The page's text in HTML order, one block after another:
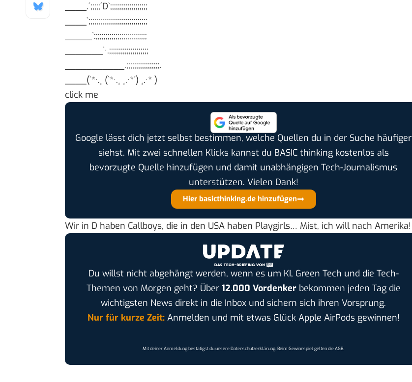
____.´;;;;;´D`;;;;;;;;;;;;;;;;;;;
____`;;;;;;;;;;;;;;;;;;;;;;;;;;;;;;
_____`:;;;;;;;;;;;;;;;;;;;;;;;;;;
_______`·.;;;;;;;;;;;;;;;;;;;;
___________.;;;;;;;;;;;;;;;;;.
____(`*·.¸ (`*·.¸ ¸.·*´) ¸.·* )
click me
Google lässt dich jetzt selbst bestimmen, welche Quellen du in der Suche häufiger
siehst. Mit zwei schnellen Klicks kannst du BASIC thinking kostenlos als
bevorzugte Quelle hinzufügen und damit unabhängigen Tech-Journalismus
unterstützen. Vielen Dank!
Hier basicthinking.de hinzufügen
Wir in D haben Callboys, die in den USA haben Playgirls… Mist, ich will nach Amerika!
Du willst nicht abgehängt werden, wenn es um KI, Green Tech und die Tech-
Themen von Morgen geht? Über 12.000 Vordenkerbekommen jeden Tag die
wichtigsten News direkt in die Inbox und sichern sich ihren Vorsprung.
Nur für kurze Zeit:Anmelden und mit etwas Glück Apple AirPods gewinnen!
Mit deiner Anmeldung bestätigst du unsereDatenschutzerklärung. Beim Gewinnspiel gelten dieAGB.